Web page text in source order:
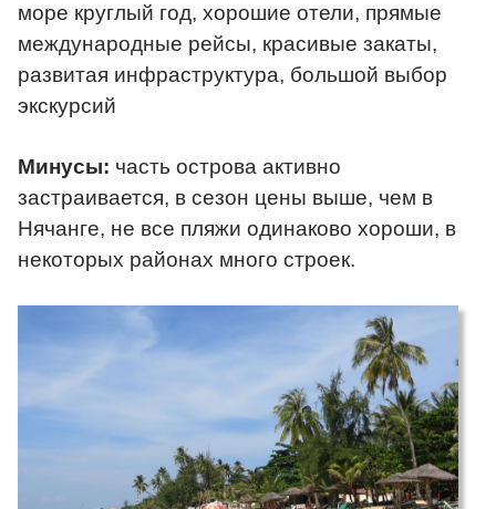
море круглый год, хорошие отели, прямые
международные рейсы, красивые закаты,
развитая инфраструктура, большой выбор
экскурсий
Минусы: часть острова активно
застраивается, в сезон цены выше, чем в
Нячанге, не все пляжи одинаково хороши, в
некоторых районах много строек.